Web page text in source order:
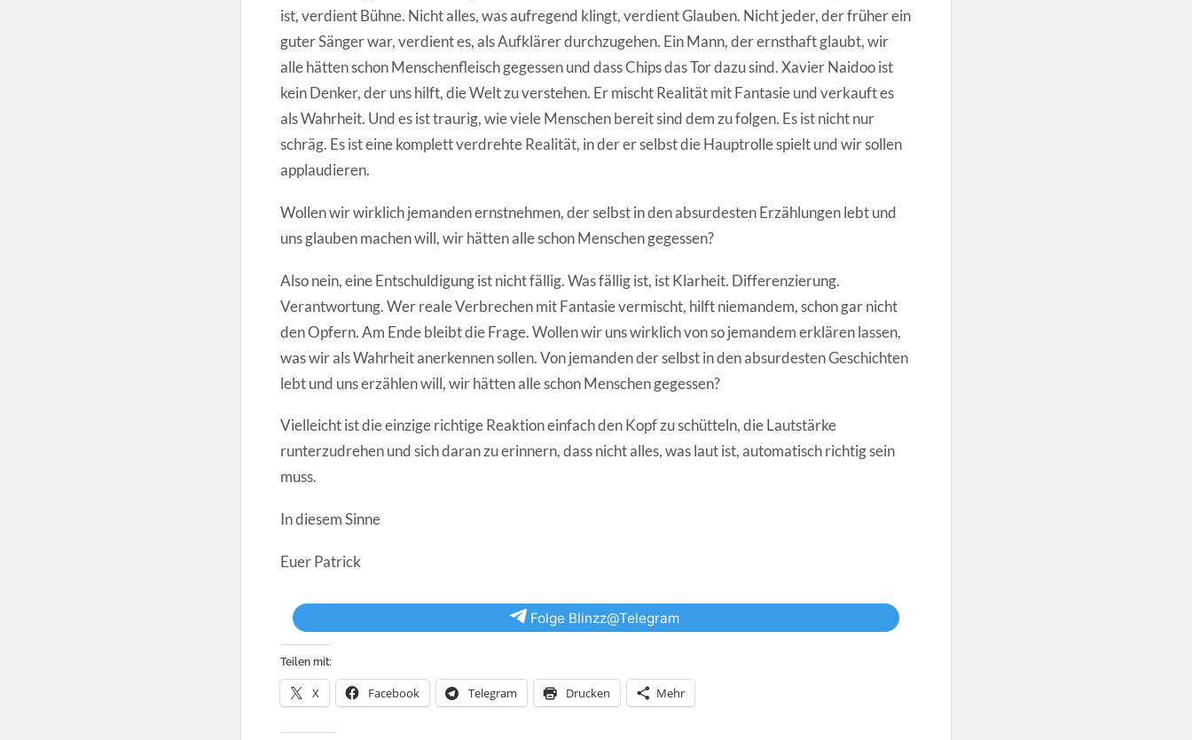
ist, verdient Bühne. Nicht alles, was aufregend klingt, verdient Glauben. Nicht jeder, der früher ein
guter Sänger war, verdient es, als Aufklärer durchzugehen. Ein Mann, der ernsthaft glaubt, wir
alle hätten schon Menschenfleisch gegessen und dass Chips das Tor dazu sind. Xavier Naidoo ist
kein Denker, der uns hilft, die Welt zu verstehen. Er mischt Realität mit Fantasie und verkauft es
als Wahrheit. Und es ist traurig, wie viele Menschen bereit sind dem zu folgen. Es ist nicht nur
schräg. Es ist eine komplett verdrehte Realität, in der er selbst die Hauptrolle spielt und wir sollen
applaudieren.
Wollen wir wirklich jemanden ernstnehmen, der selbst in den absurdesten Erzählungen lebt und
uns glauben machen will, wir hätten alle schon Menschen gegessen?
Also nein, eine Entschuldigung ist nicht fällig. Was fällig ist, ist Klarheit. Differenzierung.
Verantwortung. Wer reale Verbrechen mit Fantasie vermischt, hilft niemandem, schon gar nicht
den Opfern. Am Ende bleibt die Frage. Wollen wir uns wirklich von so jemandem erklären lassen,
was wir als Wahrheit anerkennen sollen. Von jemanden der selbst in den absurdesten Geschichten
lebt und uns erzählen will, wir hätten alle schon Menschen gegessen?
Vielleicht ist die einzige richtige Reaktion einfach den Kopf zu schütteln, die Lautstärke
runterzudrehen und sich daran zu erinnern, dass nicht alles, was laut ist, automatisch richtig sein
muss.
In diesem Sinne
Euer Patrick
Folge Blinzz@Telegram
Teilen mit:
X Facebook Telegram Drucken Mehr